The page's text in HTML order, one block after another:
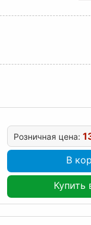
Розничная цена:
В
Купить